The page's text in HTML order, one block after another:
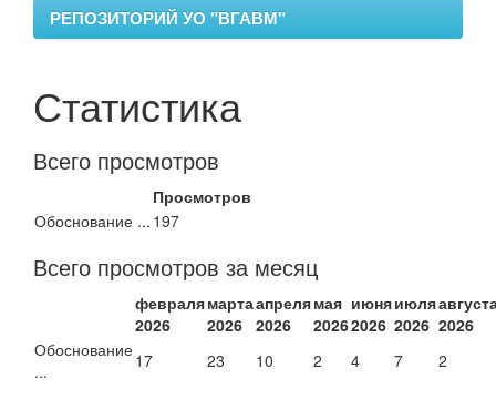
РЕПОЗИТОРИЙ УО "ВГАВМ"
Статистика
Всего просмотров
Просмотров
Обоснование ... 197
Всего просмотров за месяц
февраля
2026
марта
2026
апреля
2026
мая
2026
июня
2026
июля
2026 2026
Обоснование
...
17 23 10 2 4 7 2